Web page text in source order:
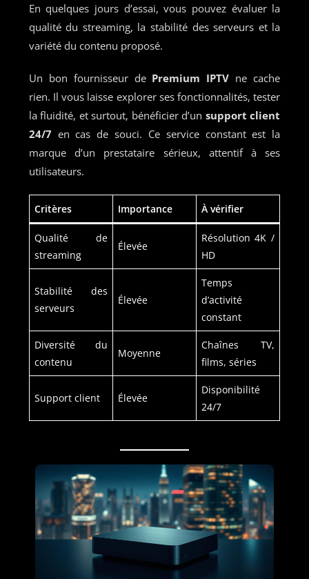
En quelques jours d’essai, vous pouvez évaluer la
qualité du streaming, la stabilité des serveurs et la
variété du contenu proposé.
Un bon fournisseur de Premium IPTV ne cache
rien. Il vous laisse explorer ses fonctionnalités, tester
la fluidité, et surtout, bénéficier d’un support client
24/7 en cas de souci. Ce service constant est la
marque d’un prestataire sérieux, attentif à ses
utilisateurs.
Critères Importance À vérifier
Qualité de
streaming
Élevée
Résolution 4K /
HD
Stabilité des
serveurs
Élevée
Temps
d’activité
constant
Diversité du
contenu
Moyenne
Chaînes TV,
films, séries
Support client Élevée
Disponibilité
24/7